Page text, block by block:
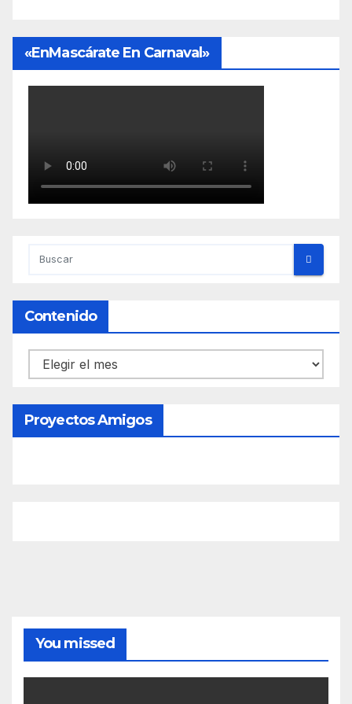
«EnMascárate En Carnaval»
Contenido
Contenido
Proyectos Amigos
You missed